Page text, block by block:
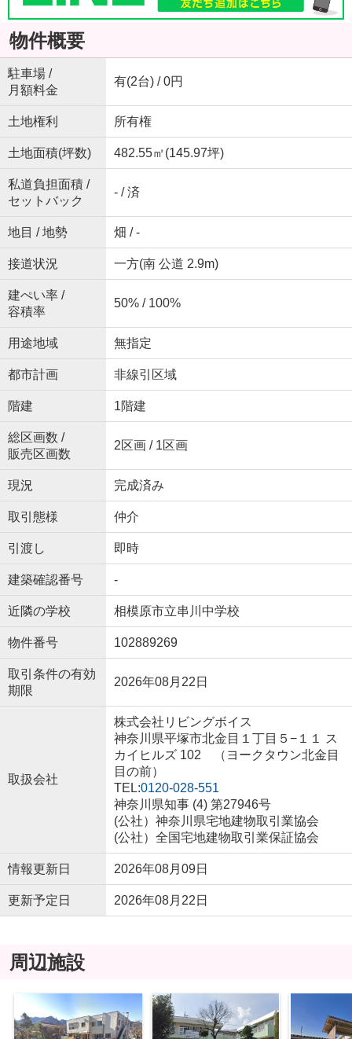
物件概要
駐車場 /
月額料金
有(2台) / 0円
土地権利 所有権
土地面積(坪数) 482.55㎡(145.97坪)
私道負担面積 /
セットバック
- / 済
地目 / 地勢 畑 / -
接道状況 一方(南 公道 2.9m)
建ぺい率 /
容積率
50% / 100%
用途地域 無指定
都市計画 非線引区域
階建 1階建
総区画数 /
販売区画数
2区画 / 1区画
現況 完成済み
取引態様 仲介
引渡し 即時
建築確認番号 -
近隣の学校 相模原市立串川中学校
物件番号 102889269
取引条件の有効
期限
2026年08月22日
取扱会社
株式会社リビングボイス
神奈川県平塚市北金目１丁目５−１１ ス
カイヒルズ 102 （ヨークタウン北金目
目の前）
TEL:0120-028-551
神奈川県知事 (4) 第27946号
(公社）神奈川県宅地建物取引業協会
(公社）全国宅地建物取引業保証協会
情報更新日 2026年08月09日
更新予定日 2026年08月22日
周辺施設